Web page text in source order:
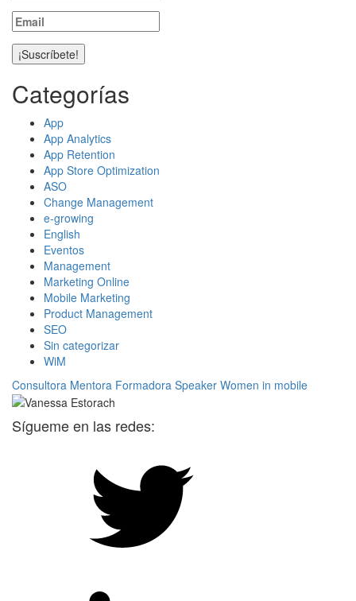
Categorías
App
App Analytics
App Retention
App Store Optimization
ASO
Change Management
e-growing
English
Eventos
Management
Marketing Online
Mobile Marketing
Product Management
SEO
Sin categorizar
WiM
Consultora Mentora Formadora Speaker Women in mobile
Sígueme en las redes: